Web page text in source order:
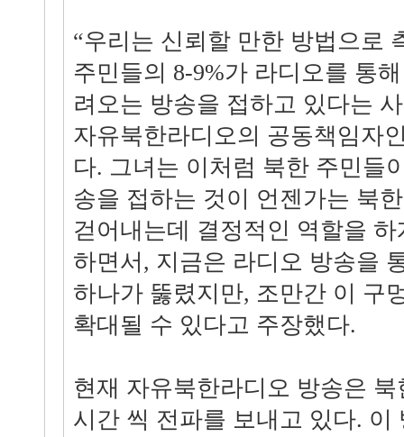
“우리는 신뢰할 만한 방법으로
주민들의 8-9%가 라디오를 통
려오는 방송을 접하고 있다는
자유북한라디오의 공동책임자
다. 그녀는 이처럼 북한 주민들
송을 접하는 것이 언젠가는 북
걷어내는데 결정적인 역할을
하면서, 지금은 라디오 방송을
하나가 뚫렸지만, 조만간 이 구
확대될 수 있다고 주장했다.
현재 자유북한라디오 방송은
시간 씩 전파를 보내고 있다. 이